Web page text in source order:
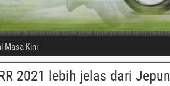
Masa Kini
2021 lebih jelas dari Jepun